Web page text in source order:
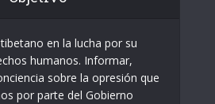
en la lucha por su
humanos. Informar,
sobre la opresión que
por parte del Gobierno